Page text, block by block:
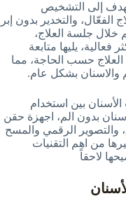
إلى التشخيص
الفعّال، والتخدير بدون إبر
خلال جلسة العلاج،
يليها متابعة
حسب الحاجة، مما
بشكل عام.
بين استخدام
بدون الم، اجهزة حقن
والتصوير الرقمي والمسح
من اهم التقنيات
لاحقاً